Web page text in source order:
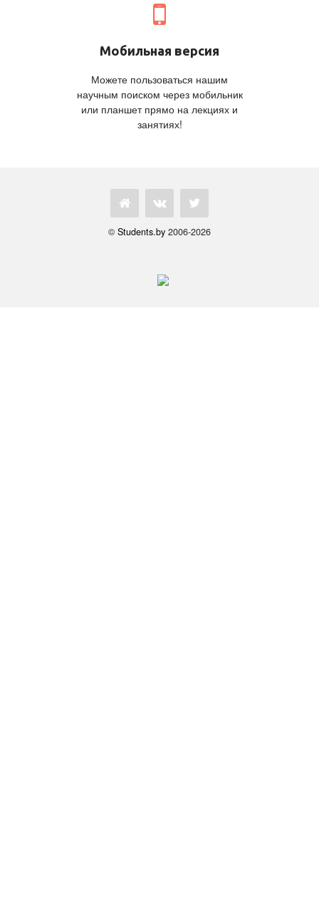
Мобильная версия
Можете пользоваться нашим
научным поиском через мобильник
или планшет прямо на лекциях и
занятиях!
© Students.by 2006-2026